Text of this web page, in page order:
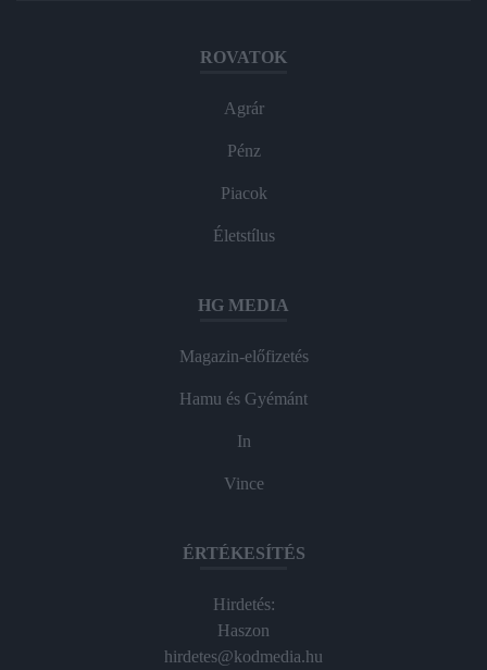
ROVATOK
Agrár
Pénz
Piacok
Életstílus
HG MEDIA
Magazin-előfizetés
Hamu és Gyémánt
In
Vince
ÉRTÉKESÍTÉS
Hirdetés:
Haszon
hirdetes@kodmedia.hu